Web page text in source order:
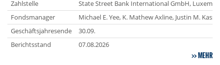
Zahlstelle
State Street Bank International GmbH,
Fondsmanager
Michael E. Yee, K. Mathew Axline, Justin M.
Geschäftsjahresende
30.09.
Berichtsstand
07.08.2026
MEHR